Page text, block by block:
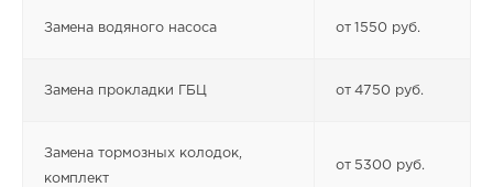
Замена водяного насоса от 1550 руб.
Замена прокладки ГБЦ от 4750 руб.
Замена тормозных колодок,
комплект
от 5300 руб.